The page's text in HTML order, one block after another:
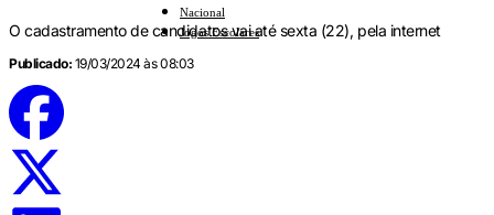
Nacional
Jogos Escolares
O cadastramento de candidatos vai até sexta (22), pela internet
Publicado: 19/03/2024 às 08:03